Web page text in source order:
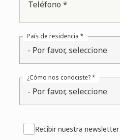
Teléfono *
- Por favor, seleccione
País de residencia *
- Por favor, seleccione
¿Cómo nos conociste? *
Recibir nuestra newsletter